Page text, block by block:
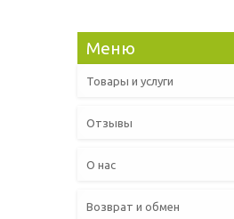
Товары и услуги
Отзывы
О нас
Возврат и обмен